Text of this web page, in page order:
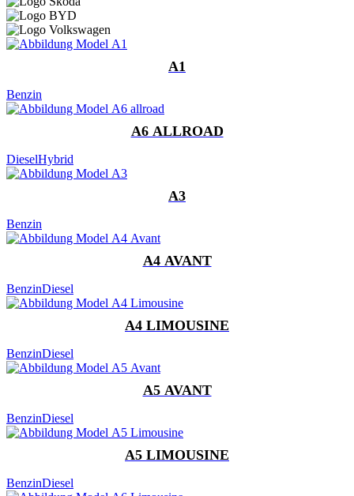
A1
Benzin
A6 ALLROAD
DieselHybrid
A3
Benzin
A4 AVANT
BenzinDiesel
A4 LIMOUSINE
BenzinDiesel
A5 AVANT
BenzinDiesel
A5 LIMOUSINE
BenzinDiesel